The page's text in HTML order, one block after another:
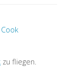
zu fliegen.